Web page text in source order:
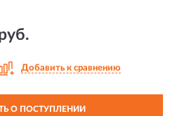
Добавить к сравнению
О ПОСТУПЛЕНИИ